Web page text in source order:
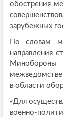
обострения
зарубежных
По словам
направления
в области
«Для
военно-